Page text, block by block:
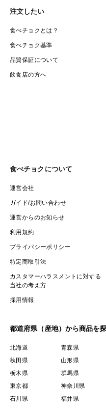
注文したい
食べチョクとは？
食べチョク基準
品質保証について
飲食店の方へ
食べチョクについて
運営会社
ガイド/お問い合わせ
運営からのお知らせ
利用規約
プライバシーポリシー
特定商取引法
カスタマーハラスメントに対する
当社の考え方
採用情報
都道府県（産地）から商品を
北海道 青森県
秋田県
山形県
栃木県
群馬県
東京都
神奈川県
石川県
福井県